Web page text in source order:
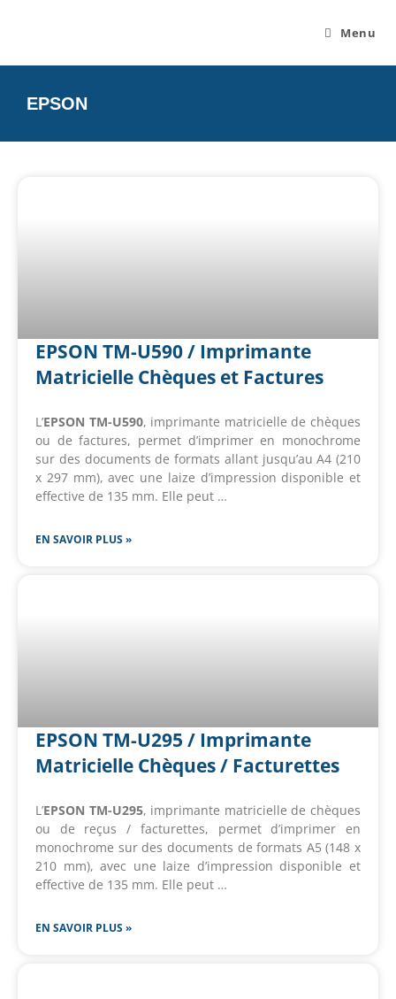
Menu
EPSON
EPSON TM-U590 / Imprimante
Matricielle Chèques et Factures
L’EPSON TM-U590, imprimante matricielle de chèques
ou de factures, permet d’imprimer en monochrome
sur des documents de formats allant jusqu’au A4 (210
x 297 mm), avec une laize d’impression disponible et
effective de 135 mm. Elle peut …
EN SAVOIR PLUS »
EPSON TM-U295 / Imprimante
Matricielle Chèques / Facturettes
L’EPSON TM-U295, imprimante matricielle de chèques
ou de reçus / facturettes, permet d’imprimer en
monochrome sur des documents de formats A5 (148 x
210 mm), avec une laize d’impression disponible et
effective de 135 mm. Elle peut …
EN SAVOIR PLUS »